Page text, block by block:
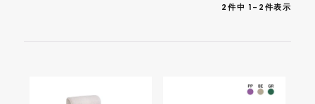
2件中 1- 2件表示